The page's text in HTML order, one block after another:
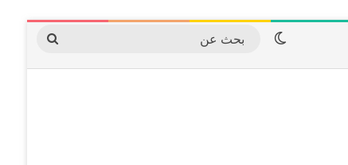
الوضع المظلم
بحث
عن